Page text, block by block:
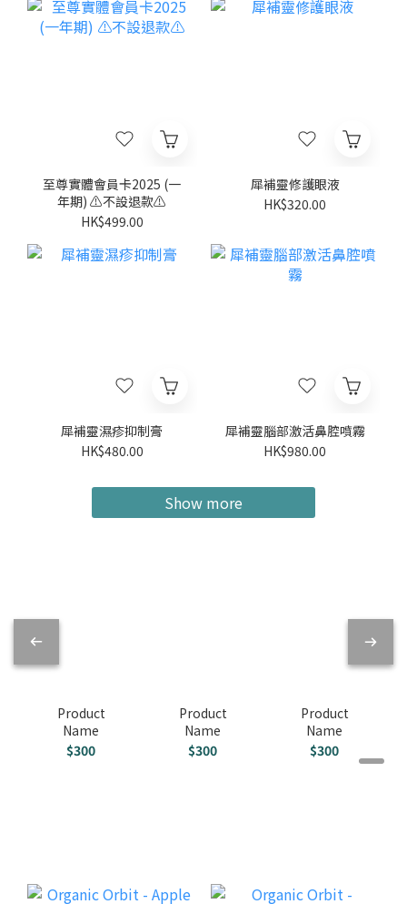
至尊實體會員卡2025 (一
年期) ⚠️不設退款⚠️
HK$499.00
犀補靈修護眼液
HK$320.00
犀補靈濕疹抑制膏
HK$480.00
犀補靈腦部激活鼻腔噴霧
HK$980.00
Show more
Product
Name
$300
Product
Name
$300
Product
Name
$300